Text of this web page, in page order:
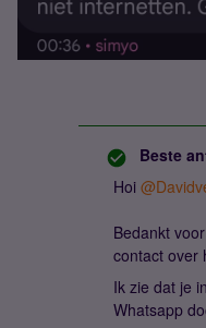
Beste
Hoi
Bedankt
contact over
Ik zie dat je
Whatsapp